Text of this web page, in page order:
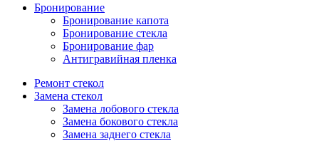
Бронирование
Бронирование капота
Бронирование стекла
Бронирование фар
Антигравийная пленка
Ремонт стекол
Замена стекол
Замена лобового стекла
Замена бокового стекла
Замена заднего стекла